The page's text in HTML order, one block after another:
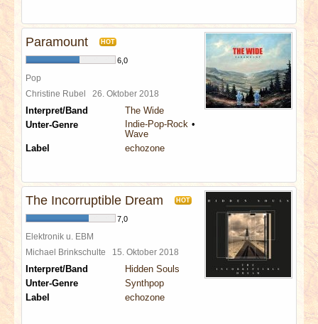
Paramount HOT
6,0
Pop
Christine Rubel 26. Oktober 2018
Interpret/Band
The Wide
Unter-Genre
Indie-Pop-Rock
Wave
Label
echozone
The Incorruptible Dream HOT
7,0
Elektronik u. EBM
Michael Brinkschulte 15. Oktober 2018
Interpret/Band
Hidden Souls
Unter-Genre
Synthpop
Label
echozone